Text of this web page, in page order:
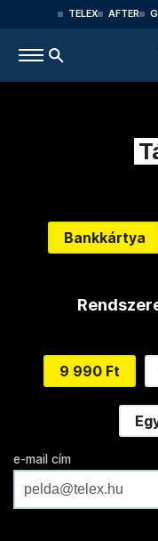
TELEX AFTER
Bankkártya
9 990 Ft
e-mail cím